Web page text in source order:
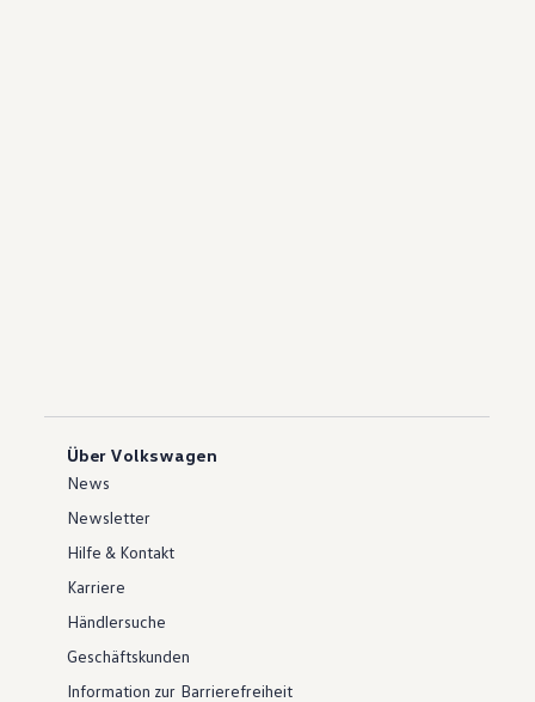
Über Volkswagen
News
Newsletter
Hilfe & Kontakt
Karriere
Händlersuche
Geschäftskunden
Information zur Barrierefreiheit